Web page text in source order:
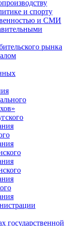
и спорту
и СМИ
рынка
государственной